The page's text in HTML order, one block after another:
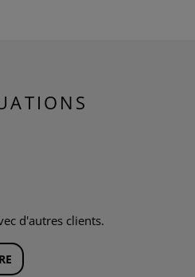
d'autres clients.